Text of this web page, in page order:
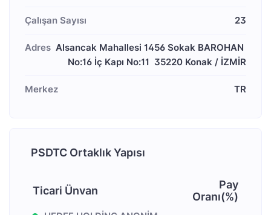
Çalışan Sayısı 23
Adres Alsancak Mahallesi 1456 Sokak BAROHAN
No:16 İç Kapı No:11  35220 Konak / İZMİR
Merkez TR
PSDTC Ortaklık Yapısı
Ticari Ünvan
Pay
Oranı(%)